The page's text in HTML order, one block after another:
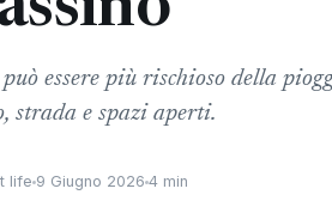
essere più rischioso della
strada e spazi aperti.
life 9 Giugno 2026 4 min